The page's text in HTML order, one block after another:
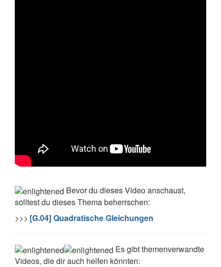
Bevor du dieses Video anschaust,
solltest du dieses Thema beherrschen:
>>> [G.04] Quadratische Gleichungen
Es gibt themenverwandte
Videos, die dir auch helfen könnten: